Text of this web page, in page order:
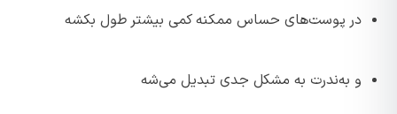
در پوست‌های حساس ممکنه کمی بیشتر طول بکشه
و به‌ندرت به مشکل جدی تبدیل می‌شه